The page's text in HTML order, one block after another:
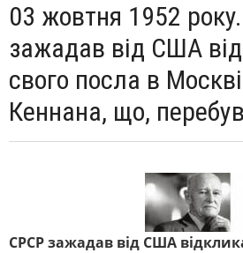
03 жовтня 1952
зажадав від США
свого посла в
Кеннана, що,
СРСР зажадав від США